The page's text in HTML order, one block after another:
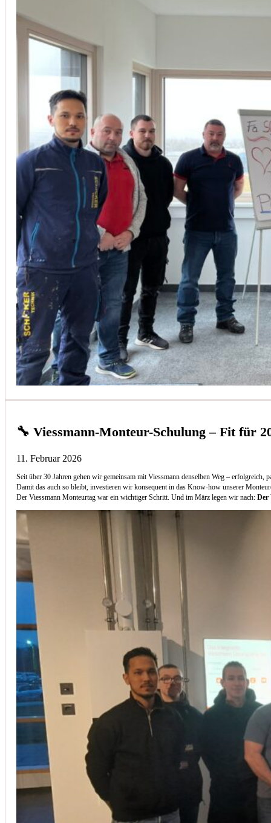
🔧 Viessmann-Monteur-Schulung – Fit für
11. Februar 2026
Seit über 30 Jahren gehen wir gemeinsam mit Viessmann denselben Weg – erfolgreich,
Damit das auch so bleibt, investieren wir konsequent in das Know-how unserer
Der Viessmann Monteurtag war ein wichtiger Schritt. Und im März legen wir nach:Der
Installation von Klimaanlagen
SERVICE
Wir legen großen Wert auf Qualität und
Kundenzufriedenheit. Bei der Installation von
Klimaanlagen verwenden wir nur hochwertige
Produkte führender Hersteller und gewährleisten,
dass jede Installation nicht nur effizient, sondern
auch energieeinsparend ist.